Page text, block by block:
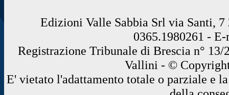
Edizioni Valle Sabbia Srl via Santi, 7
0365.1980261 -
Registrazione Tribunale di Brescia n°
Vallini - ©
E' vietato l'adattamento totale o parziale e